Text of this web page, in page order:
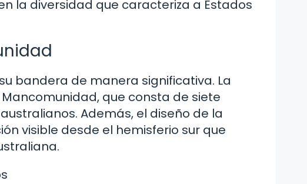
la diversidad que caracteriza a Estados
bandera de manera significativa. La
que consta de siete
Además, el diseño de la
visible desde el hemisferio sur que